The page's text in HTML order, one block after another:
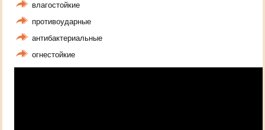
влагостойкие
противоударные
антибактериальные
огнестойкие